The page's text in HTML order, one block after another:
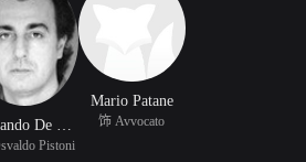
Pistoni
Mario Patane
饰 Avvocato